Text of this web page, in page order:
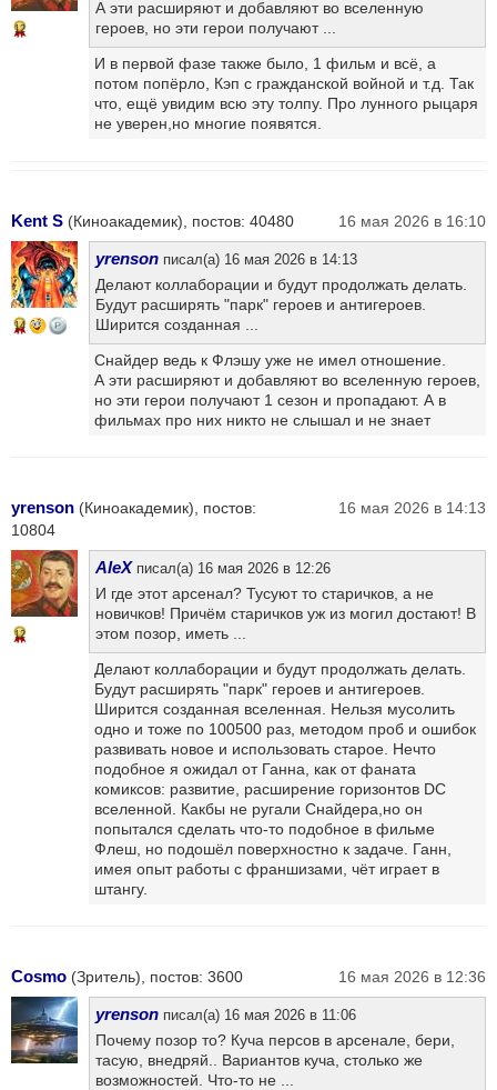
12
А эти расширяют и добавляют во вселенную
героев, но эти герои получают ...
И в первой фазе также было, 1 фильм и всё, а
потом попёрло, Кэп с гражданской войной и т.д. Так
что, ещё увидим всю эту толпу. Про лунного рыцаря
не уверен,но многие появятся.
Kent S (Киноакадемик), постов: 40480 16 мая 2026 в 16:10
14
yrenson писал(а) 16 мая 2026 в 14:13
Делают коллаборации и будут продолжать делать.
Будут расширять "парк" героев и антигероев.
Ширится созданная ...
Снайдер ведь к Флэшу уже не имел отношение.
А эти расширяют и добавляют во вселенную героев,
но эти герои получают 1 сезон и пропадают. А в
фильмах про них никто не слышал и не знает
yrenson (Киноакадемик), постов:
10804
16 мая 2026 в 14:13
12
AleXписал(а) 16 мая 2026 в 12:26
И где этот арсенал? Тусуют то старичков, а не
новичков! Причём старичков уж из могил достают! В
этом позор, иметь ...
Делают коллаборации и будут продолжать делать.
Будут расширять "парк" героев и антигероев.
Ширится созданная вселенная. Нельзя мусолить
одно и тоже по 100500 раз, методом проб и ошибок
развивать новое и использовать старое. Нечто
подобное я ожидал от Ганна, как от фаната
комиксов: развитие, расширение горизонтов DC
вселенной. Какбы не ругали Снайдера,но он
попытался сделать что-то подобное в фильме
Флеш, но подошёл поверхностно к задаче. Ганн,
имея опыт работы с франшизами, чёт играет в
штангу.
Cosmo (Зритель), постов: 3600 16 мая 2026 в 12:36
yrenson писал(а) 16 мая 2026 в 11:06
Почему позор то? Куча персов в арсенале, бери,
тасую, внедряй.. Вариантов куча, столько же
возможностей. Что-то не ...